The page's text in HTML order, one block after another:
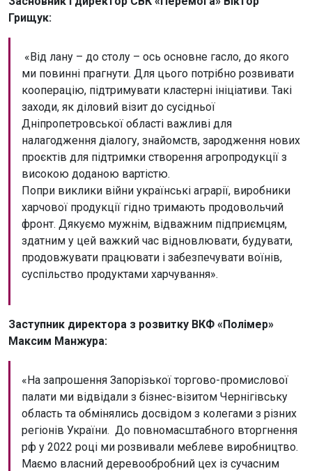
Грищук:
«Від лану – до столу – ось основне гасло, до якого
ми повинні прагнути. Для цього потрібно розвивати
кооперацію, підтримувати кластерні ініціативи. Такі
заходи, як діловий візит до сусідньої
Дніпропетровської області важливі для
налагодження діалогу, знайомств, зародження нових
проєктів для підтримки створення агропродукції з
високою доданою вартістю.
Попри виклики війни українські аграрії, виробники
харчової продукції гідно тримають продовольчий
фронт. Дякуємо мужнім, відважним підприємцям,
здатним у цей важкий час відновлювати, будувати,
продовжувати працювати і забезпечувати воїнів,
суспільство продуктами харчування».
Заступник директора з розвитку ВКФ «Полімер»
Максим Манжура:
«На запрошення Запорізької торгово-промислової
палати ми відвідали з бізнес-візитом Чернігівську
область та обмінялись досвідом з колегами з різних
регіонів України. До повномасштабного вторгнення
рф у 2022 році ми розвивали меблеве виробництво.
Маємо власний деревообробний цех із сучасним